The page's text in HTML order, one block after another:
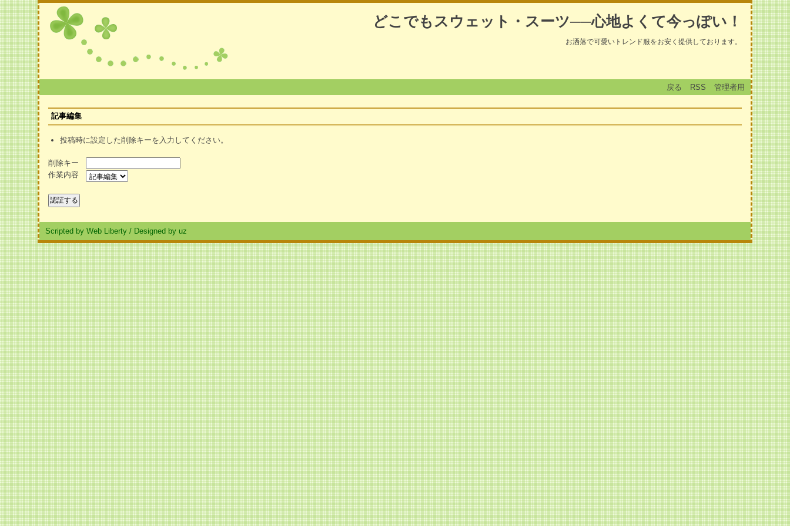
どこでもスウェット・スーツ──心地よくて今っぽい！
お洒落で可愛いトレンド服をお安く提供しております。
戻る RSS 管理者用
記事編集
投稿時に設定した削除キーを入力してください。
削除キー
作業内容
Scripted by Web Liberty / Designed by uz